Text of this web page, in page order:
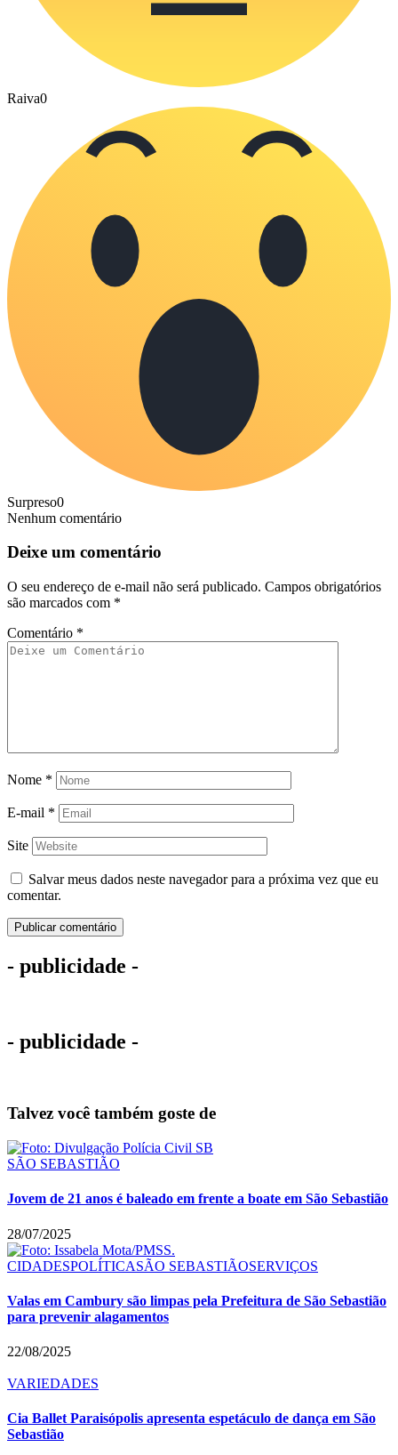
Raiva0
Surpreso0
Nenhum comentário
Deixe um comentário
O seu endereço de e-mail não será publicado. Campos obrigatórios
são marcados com *
Comentário *
Nome *
E-mail *
Site
Salvar meus dados neste navegador para a próxima vez que eu
comentar.
- publicidade -
- publicidade -
Talvez você também goste de
SÃO SEBASTIÃO
Jovem de 21 anos é baleado em frente a boate em São Sebastião
28/07/2025
CIDADESPOLÍTICASÃO SEBASTIÃOSERVIÇOS
Valas em Cambury são limpas pela Prefeitura de São Sebastião
para prevenir alagamentos
22/08/2025
VARIEDADES
Cia Ballet Paraisópolis apresenta espetáculo de dança em São
Sebastião